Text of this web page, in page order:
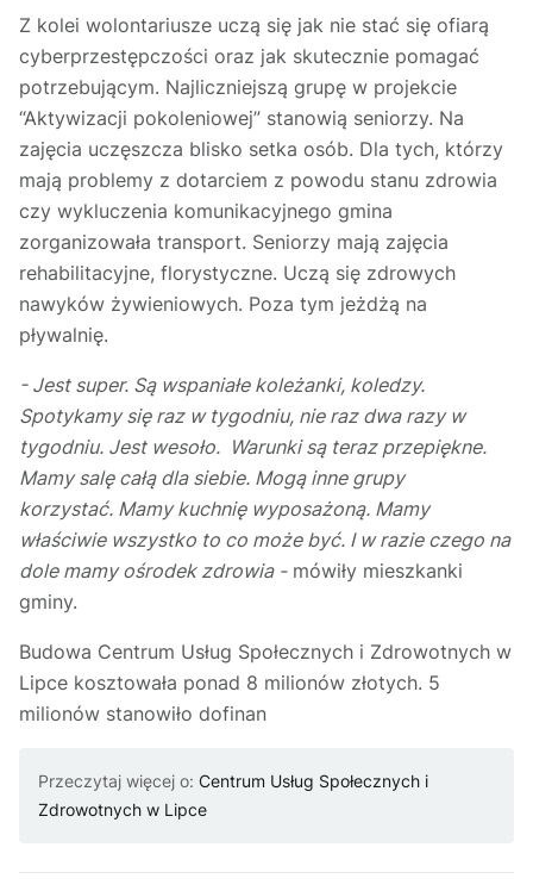
Z kolei wolontariusze uczą się jak nie stać się ofiarą
cyberprzestępczości oraz jak skutecznie pomagać
potrzebującym. Najliczniejszą grupę w projekcie
“Aktywizacji pokoleniowej” stanowią seniorzy. Na
zajęcia uczęszcza blisko setka osób. Dla tych, którzy
mają problemy z dotarciem z powodu stanu zdrowia
czy wykluczenia komunikacyjnego gmina
zorganizowała transport. Seniorzy mają zajęcia
rehabilitacyjne, florystyczne. Uczą się zdrowych
nawyków żywieniowych. Poza tym jeżdżą na
pływalnię.
- Jest super. Są wspaniałe koleżanki, koledzy.
Spotykamy się raz w tygodniu, nie raz dwa razy w
tygodniu. Jest wesoło. Warunki są teraz przepiękne.
Mamy salę całą dla siebie. Mogą inne grupy
korzystać. Mamy kuchnię wyposażoną. Mamy
właściwie wszystko to co może być. I w razie czego na
dole mamy ośrodek zdrowia -mówiły mieszkanki
gminy.
Budowa Centrum Usług Społecznych i Zdrowotnych w
Lipce kosztowała ponad 8 milionów złotych. 5
milionów stanowiło dofinan
Przeczytaj więcej o: Centrum Usług Społecznych i
Zdrowotnych w Lipce